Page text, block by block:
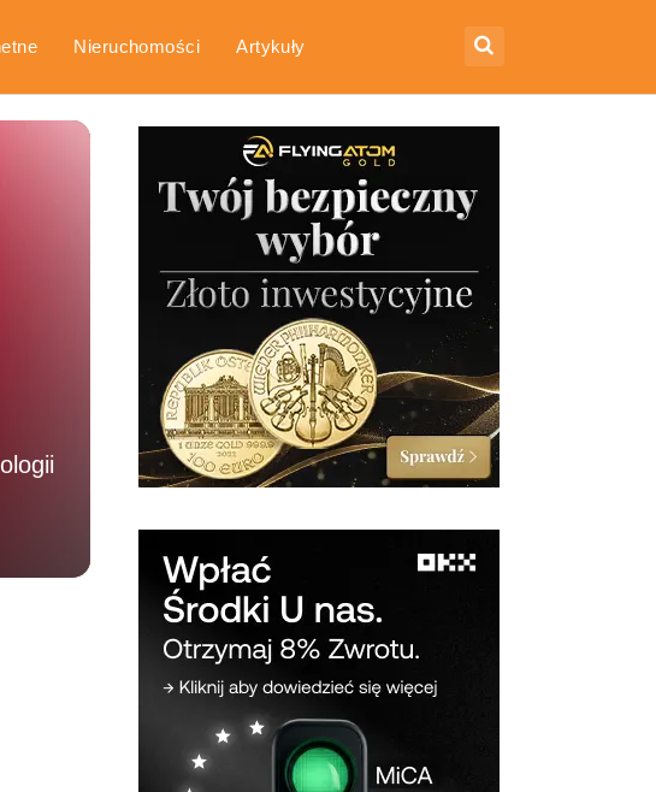
Nieruchomości Artykuły